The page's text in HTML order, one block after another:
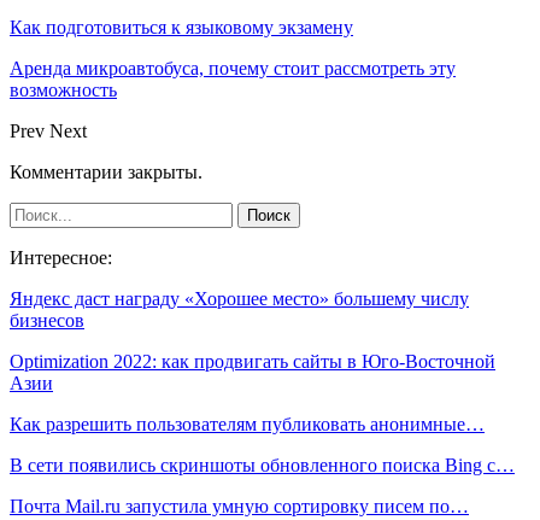
Как подготовиться к языковому экзамену
Аренда микроавтобуса, почему стоит рассмотреть эту
возможность
Prev Next
Комментарии закрыты.
Интересное:
Яндекс даст награду «Хорошее место» большему числу
бизнесов
Optimization 2022: как продвигать сайты в Юго-Восточной
Азии
Как разрешить пользователям публиковать анонимные…
В сети появились скриншоты обновленного поиска Bing с…
Почта Mail.ru запустила умную сортировку писем по…